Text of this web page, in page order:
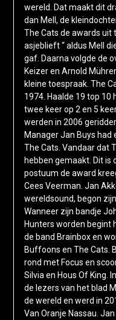
wereld. Dat maakt dit
dan Mell, de
The Cats de awards uit
asjeblieft “ aldus Mell
gaf. Daarna volgde de
Keizer en Arnold
kleine toespraak. The
1974. Haalde 19 top
twee keer op 2 en 5
werden in 2006
Manager Jan Buys had
The Cats. Vandaar dat
hebben gemaakt. Dit is
postuum de award
Cees Veerman. Jan
wereldsound, begon
Wanneer zijn bandje
Hunters worden begint
de band Brainbox en
Buffoons en The Cats.
rond met Focus en
Silvia en Hous Of King.
de lezers van het blad
de wereld en werd in
Van Oranje Nassau.